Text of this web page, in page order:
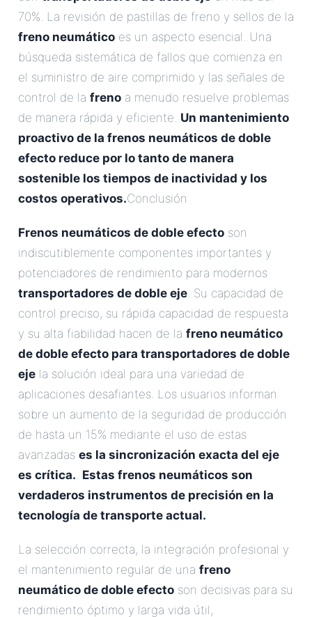
70%. La revisión de pastillas de freno y sellos de la
freno neumático es un aspecto esencial. Una
búsqueda sistemática de fallos que comienza en
el suministro de aire comprimido y las señales de
control de la freno a menudo resuelve problemas
de manera rápida y eficiente. Un mantenimiento
proactivo de la frenos neumáticos de doble
efecto reduce por lo tanto de manera
sostenible los tiempos de inactividad y los
costos operativos.Conclusión
Frenos neumáticos de doble efecto son
indiscutiblemente componentes importantes y
potenciadores de rendimiento para modernos
transportadores de doble eje. Su capacidad de
control preciso, su rápida capacidad de respuesta
y su alta fiabilidad hacen de la freno neumático
de doble efecto para transportadores de doble
eje la solución ideal para una variedad de
aplicaciones desafiantes. Los usuarios informan
sobre un aumento de la seguridad de producción
de hasta un 15% mediante el uso de estas
avanzadas es la sincronización exacta del eje
es crítica.. Estas frenos neumáticos son
verdaderos instrumentos de precisión en la
tecnología de transporte actual.
La selección correcta, la integración profesional y
el mantenimiento regular de una freno
neumático de doble efecto son decisivas para su
rendimiento óptimo y larga vida útil,